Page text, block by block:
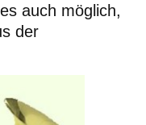
auch möglich,
der